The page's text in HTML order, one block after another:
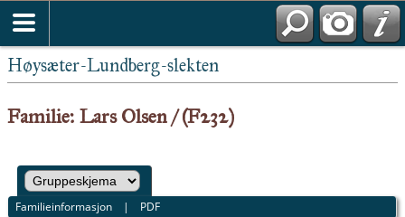
Høysæter-Lundberg-slekten
Familie: Lars Olsen / (F232)
Familieinformasjon | PDF